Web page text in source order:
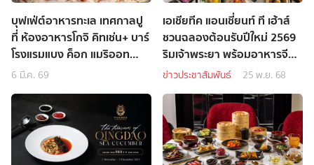
บุฟเฟ่ต์อาหารทะเล เทศกาลปู
ที่ ห้องอาหารโกจิ คิทเช่น+ บาร์
โรงแรมแบง ค็อก แมริออท
มาร์คีส์ ควีนส์ปาร์ค
6 มี.ค. 69
เอเชียทีค แอนเชี่ยนท์ ที เฮ้าส์
ชวนฉลองต้อนรับปีใหม่ 2569
ริมเจ้าพระยา พร้อมอาหารจีน
รสเลิศ
ข่าวประชาสัมพันธ์ 25 พ.ย. 68